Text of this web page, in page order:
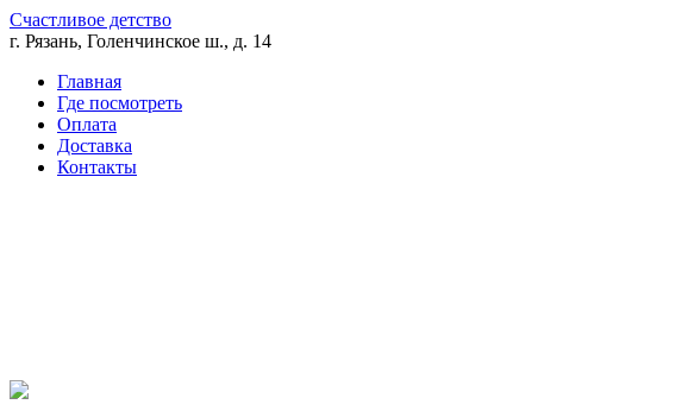
Счастливое детство
г. Рязань, Голенчинское ш., д. 14
Главная
Где посмотреть
Оплата
Доставка
Контакты